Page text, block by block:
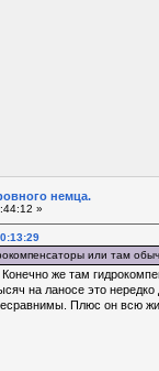
немца.
»
или там
же там
на ланосе это
Плюс он всю